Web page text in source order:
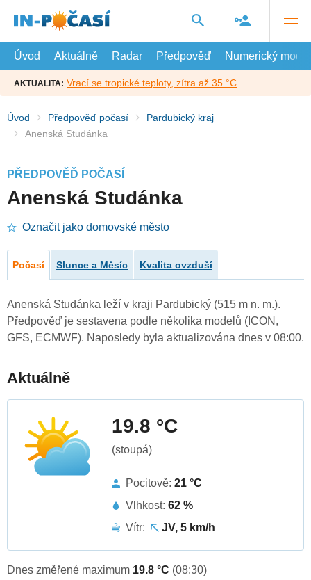
hlavní
Úvod
Aktuálně Radar Předpověď Numerický model
AKTUALITA: Vrací se tropické teploty, zítra až 35 °C
Úvod Předpověď počasí
Pardubický kraj
Anenská Studánka
PŘEDPOVĚĎ POČASÍ
Anenská Studánka
Označit jako domovské město
Počasí Slunce a Měsíc Kvalita ovzduší
Anenská Studánka leží v kraji Pardubický (515 m n. m.).
Předpověď je sestavena podle několika modelů (ICON,
GFS, ECMWF). Naposledy byla aktualizována dnes v 08:00.
Aktuálně
19.8 °C
(stoupá)
Pocitově: 21 °C
Vlhkost: 62 %
Vítr:
JV, 5 km/h
Dnes změřené maximum 19.8 °C (08:30)